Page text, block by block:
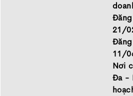
21/
11/
Nơi
Đa -